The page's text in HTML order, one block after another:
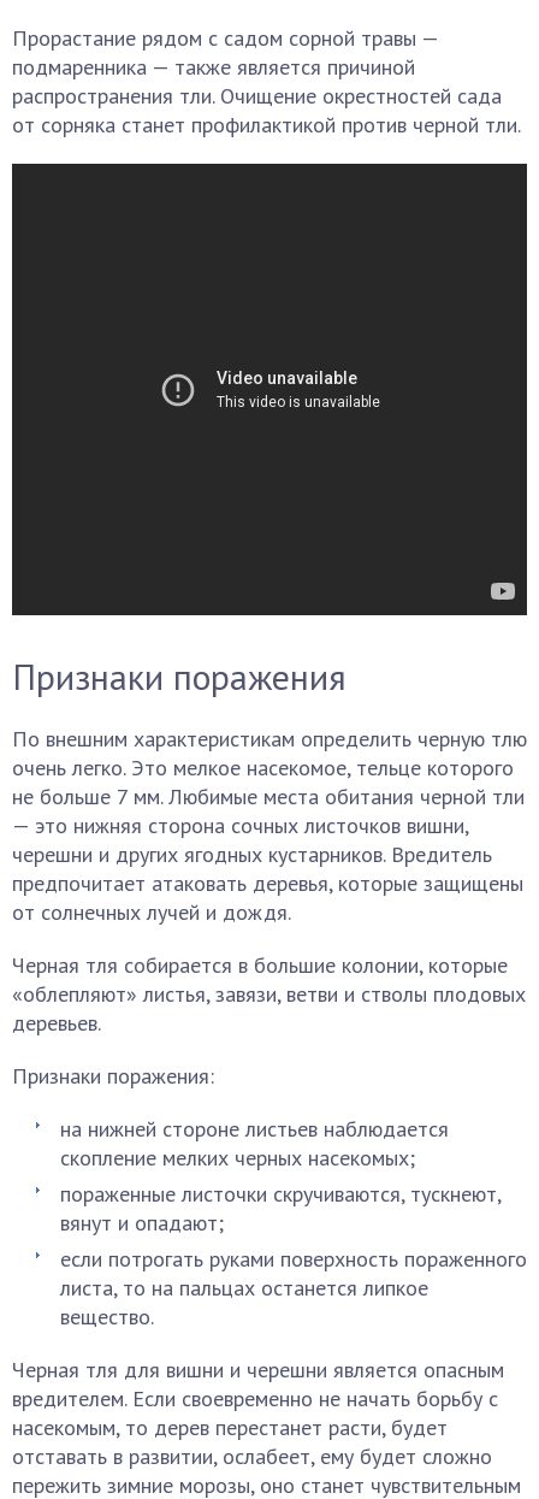
Прорастание рядом с садом сорной травы —
подмаренника — также является причиной
распространения тли. Очищение окрестностей сада
от сорняка станет профилактикой против черной тли.
Признаки поражения
По внешним характеристикам определить черную тлю
очень легко. Это мелкое насекомое, тельце которого
не больше 7 мм. Любимые места обитания черной тли
— это нижняя сторона сочных листочков вишни,
черешни и других ягодных кустарников. Вредитель
предпочитает атаковать деревья, которые защищены
от солнечных лучей и дождя.
Черная тля собирается в большие колонии, которые
«облепляют» листья, завязи, ветви и стволы плодовых
деревьев.
Признаки поражения:
на нижней стороне листьев наблюдается
скопление мелких черных насекомых;
пораженные листочки скручиваются, тускнеют,
вянут и опадают;
если потрогать руками поверхность пораженного
листа, то на пальцах останется липкое
вещество.
Черная тля для вишни и черешни является опасным
вредителем. Если своевременно не начать борьбу с
насекомым, то дерев перестанет расти, будет
отставать в развитии, ослабеет, ему будет сложно
пережить зимние морозы, оно станет чувствительным